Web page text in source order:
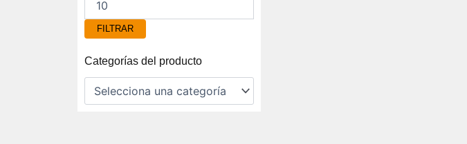
FILTRAR
Categorías del producto